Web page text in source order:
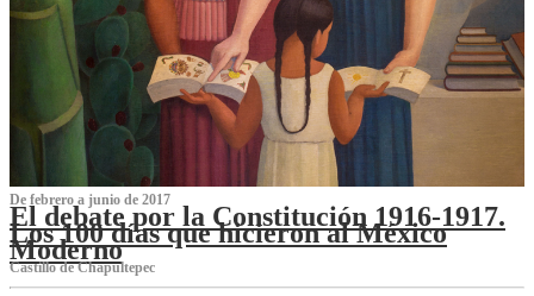
De febrero a junio de 2017
El debate por la Constitución 1916-1917.
Los 100 días que hicieron al México
Moderno
Castillo de Chapultepec